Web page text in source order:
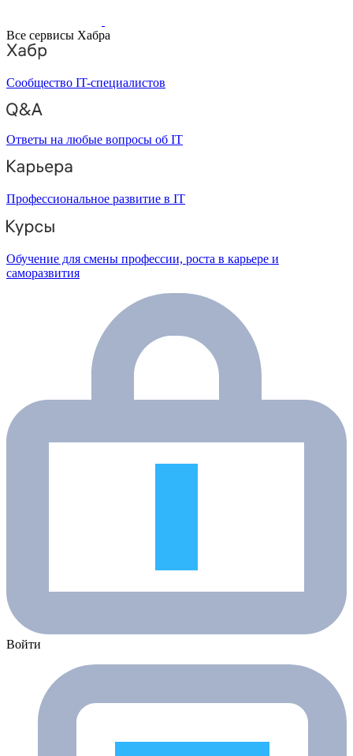
Все сервисы Хабра
Сообщество IT-специалистов
Ответы на любые вопросы об IT
Профессиональное развитие в IT
Обучение для смены профессии, роста в карьере и
саморазвития
Войти